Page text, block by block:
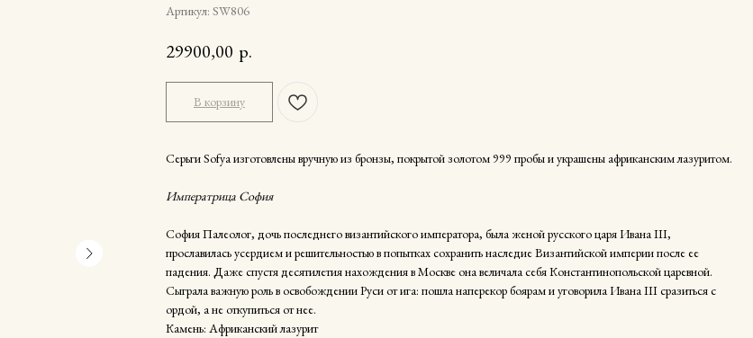
Артикул: SW806
29900,00 р.
В корзину
Серьги Sofya изготовлены вручную из бронзы, покрытой золотом 999 пробы и украшены африканским лазуритом.
Императрица София
София Палеолог, дочь последнего византийского императора, была женой русского царя Ивана III,
прославилась усердием и решительностью в попытках сохранить наследие Византийской империи после ее
падения. Даже спустя десятилетия нахождения в Москве она величала себя Константинопольской царевной.
Сыграла важную роль в освобождении Руси от ига: пошла наперекор боярам и уговорила Ивана III сразиться с
ордой, а не откупиться от нее.
Камень: Африканский лазурит